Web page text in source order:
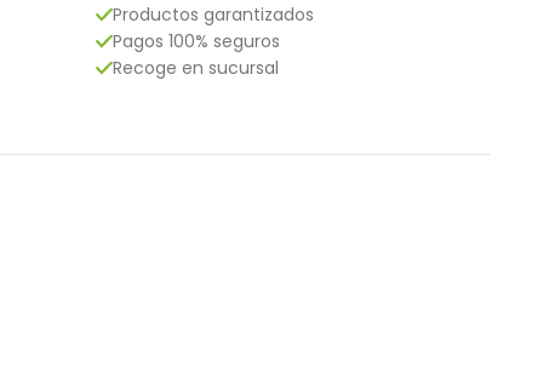
Productos garantizados
Pagos 100% seguros
Recoge en sucursal